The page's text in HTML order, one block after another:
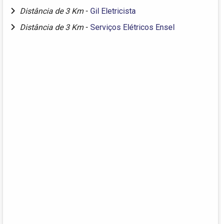
Distância de 3 Km - Gil Eletricista
Distância de 3 Km - Serviços Elétricos Ensel